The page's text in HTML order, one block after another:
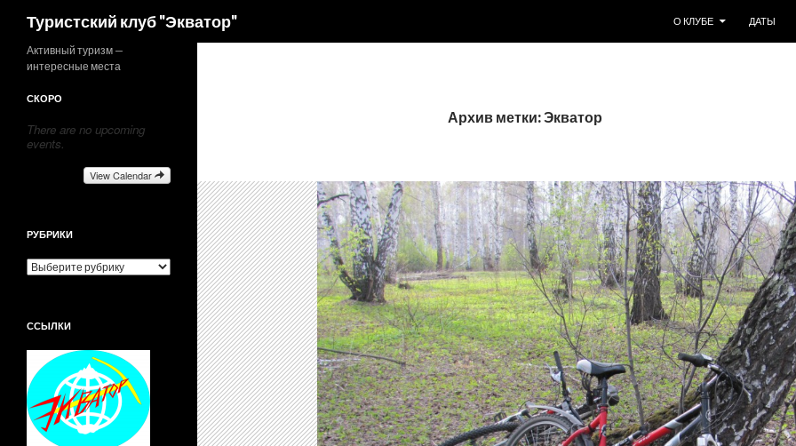
Туристский клуб "Экватор"
О КЛУБЕ
ДАТЫ
Архив метки: Экватор
Активный туризм —
интересные места
СКОРО
There are no upcoming
events.
View Calendar
РУБРИКИ
Р
и
ССЫЛКИ